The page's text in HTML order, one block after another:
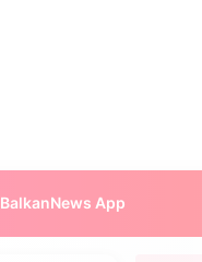
BalkanNews App